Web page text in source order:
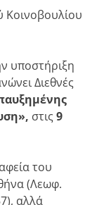
Κοινοβουλίου
υποστήριξη
Διεθνές
στις 9
του
(Λεωφ.
αλλά